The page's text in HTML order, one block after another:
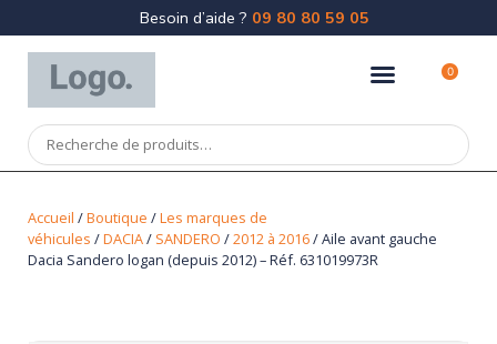
Besoin d’aide ? 09 80 80 59 05
0
Accueil /Boutique /Les marques de
véhicules /DACIA/ SANDERO /2012 à 2016/ Aile avant gauche
Dacia Sandero logan (depuis 2012) – Réf. 631019973R